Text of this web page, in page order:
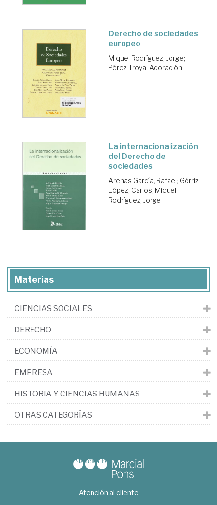
Derecho de sociedades
europeo
Miquel Rodríguez, Jorge;
Pérez Troya, Adoración
La internacionalización
del Derecho de
sociedades
Arenas García, Rafael ; Górriz
López, Carlos; Miquel
Rodríguez, Jorge
Materias
CIENCIAS SOCIALES
DERECHO
ECONOMÍA
EMPRESA
HISTORIA Y CIENCIAS HUMANAS
OTRAS CATEGORÍAS
Atención al cliente